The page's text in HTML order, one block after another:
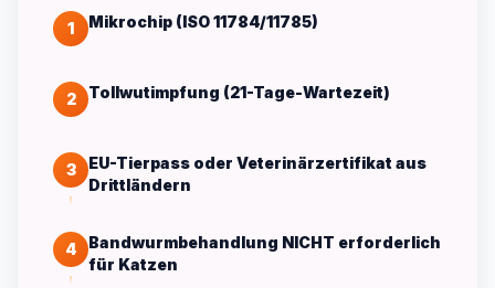
1 Mikrochip (ISO 11784/11785)
2 Tollwutimpfung (21-Tage-Wartezeit)
3
EU-Tierpass oder Veterinärzertifikat aus
Drittländern
4
Bandwurmbehandlung NICHT erforderlich
für Katzen